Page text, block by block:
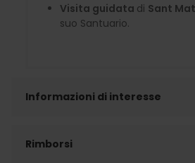
Visita guidata di Sant
suo Santuario.
Informazioni di interesse
Rimborsi